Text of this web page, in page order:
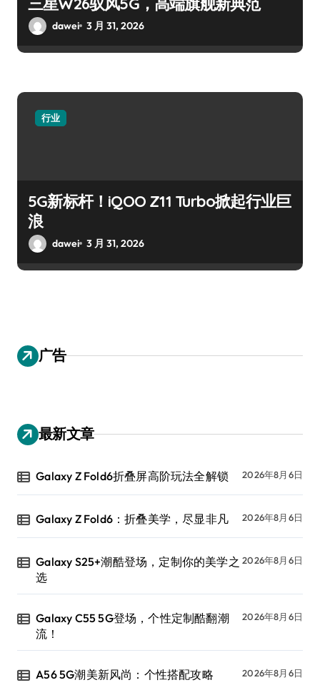
dawei 3 月 31, 2026
行业
5G新标杆！iQOO Z11 Turbo掀起行业巨
浪
dawei 3 月 31, 2026
广告
最新文章
Galaxy Z Fold6折叠屏高阶玩法全解锁 2026年8月6日
Galaxy Z Fold6：折叠美学，尽显非凡 2026年8月6日
Galaxy S25+潮酷登场，定制你的美学之
选
2026年8月6日
Galaxy C55 5G登场，个性定制酷翻潮
流！
2026年8月6日
A56 5G潮美新风尚：个性搭配攻略 2026年8月6日